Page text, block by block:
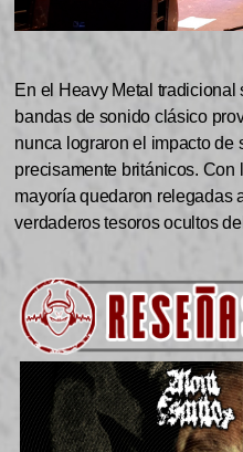
En el Heavy Metal
bandas de sonido clásico
nunca lograron el impacto de
precisamente británicos.
mayoría quedaron relegadas
verdaderos tesoros ocultos